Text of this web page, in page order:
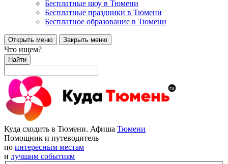
Бесплатные шоу в Тюмени
Бесплатные праздники в Тюмени
Бесплатное образование в Тюмени
Открыть меню Закрыть меню
Что ищем?
Найти
Куда сходить в Тюмени. Афиша Тюмени
Помощник и путеводитель
по интересным местам
и лучшим событиям